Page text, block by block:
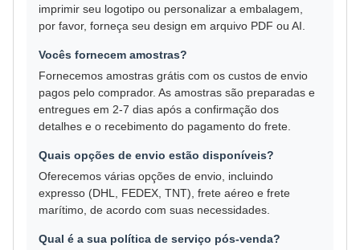
imprimir seu logotipo ou personalizar a embalagem,
por favor, forneça seu design em arquivo PDF ou AI.
Vocês fornecem amostras?
Fornecemos amostras grátis com os custos de envio
pagos pelo comprador. As amostras são preparadas e
entregues em 2-7 dias após a confirmação dos
detalhes e o recebimento do pagamento do frete.
Quais opções de envio estão disponíveis?
Oferecemos várias opções de envio, incluindo
expresso (DHL, FEDEX, TNT), frete aéreo e frete
marítimo, de acordo com suas necessidades.
Qual é a sua política de serviço pós-venda?